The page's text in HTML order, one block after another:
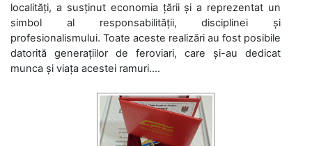
localități, a susținut economia țării și a reprezentat un
simbol al responsabilității, disciplinei și
profesionalismului. Toate aceste realizări au fost posibile
datorită generațiilor de feroviari, care și-au dedicat
munca și viața acestei ramuri....